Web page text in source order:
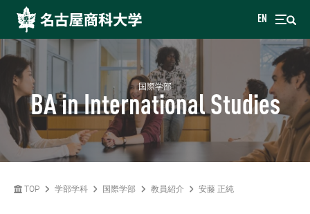
EN
国際学部
BA in International Studies
TOP 学部学科 国際学部 教員紹介 安藤 正純